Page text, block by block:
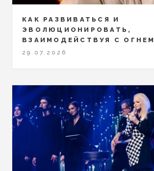
КАК РАЗВИВАТЬСЯ И
ЭВОЛЮЦИОНИРОВАТЬ,
ВЗАИМОДЕЙСТВУЯ С ОГНЕМ
29.07.2026